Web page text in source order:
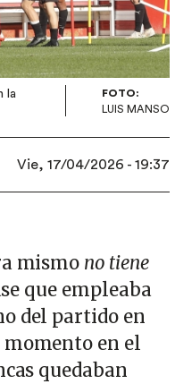
la
FOTO:
LUIS MANSO
Vie, 17/04/2026 - 19:37
mismo no tiene
que empleaba
del partido en
en el
quedaban